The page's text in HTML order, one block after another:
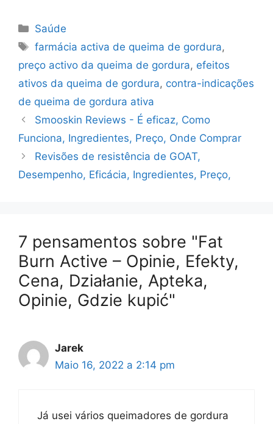
Categorias
Saúde
Etiquetas
farmácia activa de queima de gordura,
preço activo da queima de gordura, efeitos
ativos da queima de gordura, contra-indicações
de queima de gordura ativa
Smooskin Reviews - É eficaz, Como
Funciona, Ingredientes, Preço, Onde Comprar
Revisões de resistência de GOAT,
Desempenho, Eficácia, Ingredientes, Preço,
7 pensamentos sobre "Fat
Burn Active – Opinie, Efekty,
Cena, Działanie, Apteka,
Opinie, Gdzie kupić"
Jarek
Maio 16, 2022 a 2:14 pm
Já usei vários queimadores de gordura